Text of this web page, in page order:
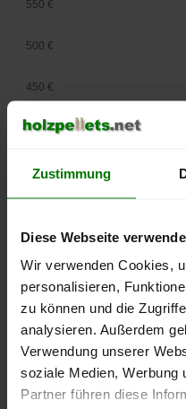
Zustimmung
Diese Webseite
Wir verwenden Cookies,
personalisieren,
zu können und die
analysieren. Außerdem
Verwendung unserer
soziale Medien, Werbung
Partner führen diese
lose Ware
September
350 €
400 €
450 €
500 €
550 €
Die aktuelle
können Sie jederzeit